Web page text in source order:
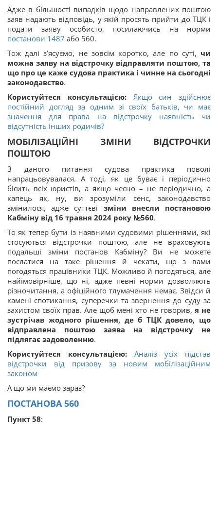
Адже в більшості випадків щодо направлених поштою
заяв надають відповідь, у якій просять прийти до ТЦК і
подати заяву особисто, посилаючись на норми
постанови 1487 або 560.
Тож далі з’ясуємо, не зовсім коротко, але по суті, чи
можна заяву на відстрочку відправляти поштою, та
що про це каже судова практика і чинне на сьогодні
законодавство.
Користуйтеся консультацією:
Якщо син здійснює
постійний догляд за одним зі своїх батьків, чи має
значення для права на відстрочку наявність чи
відсутність інших родичів?
МОБІЛІЗАЦІЙНІ ЗМІНИ ВІДСТРОЧКИ
ПОШТОЮ
З даного питання судова практика поволі
напрацьовувалася. А тоді, як це буває і періодично
бісить всіх юристів, а якщо чесно – не періодично, а
капець як, ну, ви зрозуміли сенс, законодавство
змінилося, адже суттєві зміни внесли постановою
Кабміну від 16 травня 2024 року №560.
То як тепер бути із наявними судовими рішеннями, які
стосуються відстрочки поштою, але не враховують
подальші зміни постанов Кабміну? Ви не можете
послатися на таке рішення й чекати, що з вами
погодяться працівники ТЦК. Можливо й погодяться, але
найімовірніше, що ні, адже певні норми дозволяють
різночитання, а офіційного тлумачення немає. Звідси й
камені спотикання, суперечки та звернення до суду за
захистом своїх прав. Але щоб мені хто не говорив, я не
зустрічав жодного рішення, де б ТЦК довело, що
відправлена поштою заява на відстрочку не
підлягає задоволенню.
Користуйтеся консультацією: Аналіз усіх підстав
відстрочки від призову за новим мобілізаційним
законом
А що ми маємо зараз?
ПОСТАНОВА 560
Пункт 58: